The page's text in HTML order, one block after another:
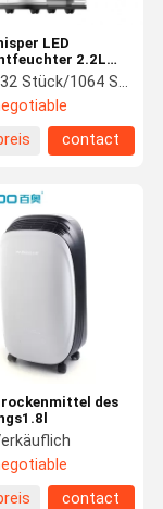
Über Uns
LED
2.2L
360°
Full Touch
Bildschirm
Stück/1064 Stück/1328 Stück
contact
des
contact